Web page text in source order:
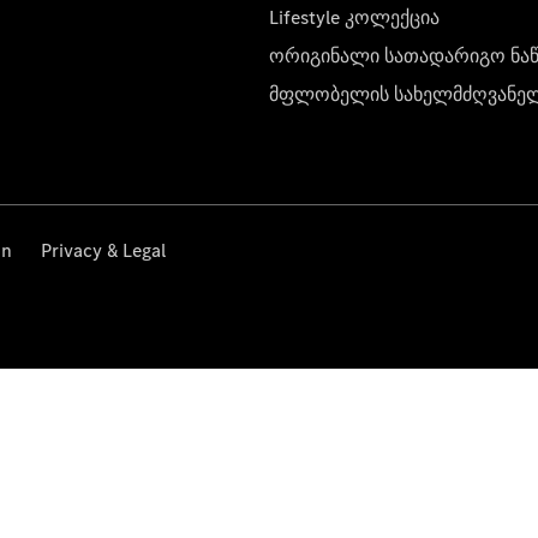
Lifestyle კოლექცია
ორიგინალი სათადარიგო
მფლობელის
Privacy & Legal